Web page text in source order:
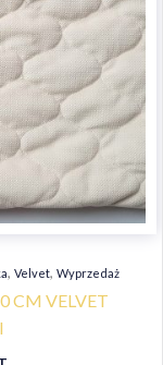
, Velvet, Wyprzedaż
CM VELVET